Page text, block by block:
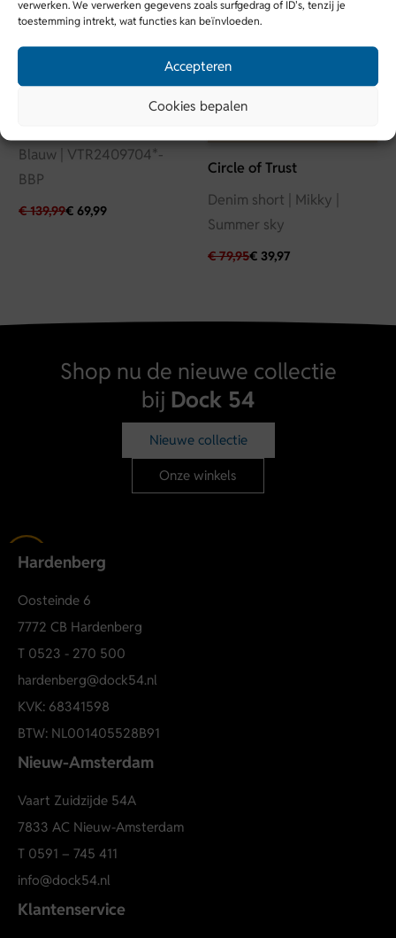
verwerken. We verwerken gegevens zoals surfgedrag of ID's, tenzij je
toestemming intrekt, wat functies kan beïnvloeden.
Accepteren
Cookies bepalen
HW2526
Blauw | VTR2409704*-
BBP
€139,99€ 69,99
Circle of Trust
Denim short | Mikky |
Summer sky
€79,95€ 39,97
Shop nu de nieuwe collectie
bij Dock 54
Nieuwe collectie
Onze winkels
Hardenberg
Oosteinde 6
7772 CB Hardenberg
T 0523 - 270 500
hardenberg@dock54.nl
KVK: 68341598
BTW: NL001405528B91
Nieuw-Amsterdam
Vaart Zuidzijde 54A
7833 AC Nieuw-Amsterdam
T 0591 – 745 411
info@dock54.nl
Klantenservice